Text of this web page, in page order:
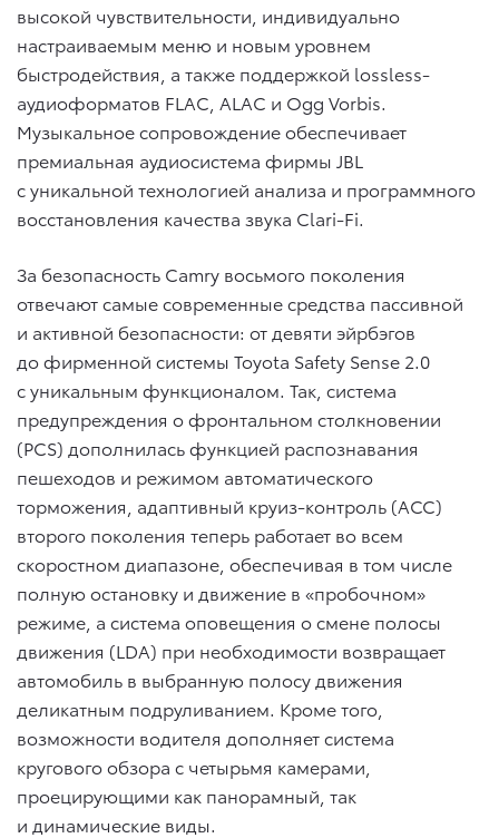
высокой чувствительности, индивидуально
настраиваемым меню и новым уровнем
быстродействия, а также поддержкой lossless-
аудиоформатов FLAC, ALAC и Ogg Vorbis.
Музыкальное сопровождение обеспечивает
премиальная аудиосистема фирмы JBL
с уникальной технологией анализа и программного
восстановления качества звука Clari-Fi.
За безопасность Camry восьмого поколения
отвечают самые современные средства пассивной
и активной безопасности: от девяти эйрбэгов
до фирменной системы Toyota Safety Sense 2.0
с уникальным функционалом. Так, система
предупреждения о фронтальном столкновении
(PCS) дополнилась функцией распознавания
пешеходов и режимом автоматического
торможения, адаптивный круиз-контроль (АСС)
второго поколения теперь работает во всем
скоростном диапазоне, обеспечивая в том числе
полную остановку и движение в «пробочном»
режиме, а система оповещения о смене полосы
движения (LDA) при необходимости возвращает
автомобиль в выбранную полосу движения
деликатным подруливанием. Кроме того,
возможности водителя дополняет система
кругового обзора с четырьмя камерами,
проецирующими как панорамный, так
и динамические виды.